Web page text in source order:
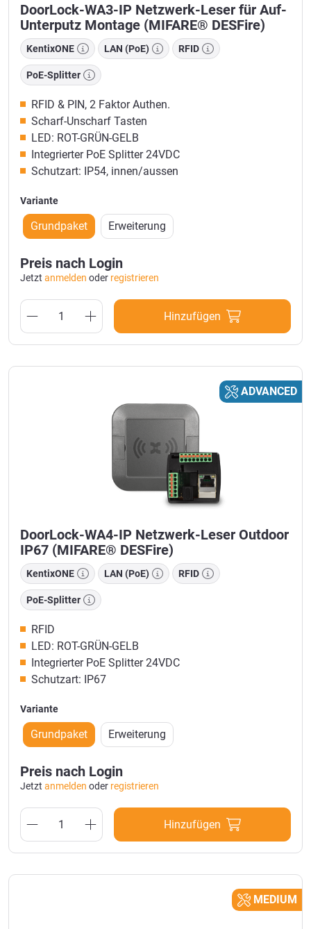
DoorLock-WA3-IP Netzwerk-Leser für Auf-
Unterputz Montage (MIFARE® DESFire)
KentixONE LAN (PoE) RFID
PoE-Splitter
RFID & PIN, 2 Faktor Authen.
Scharf-Unscharf Tasten
LED: ROT-GRÜN-GELB
Integrierter PoE Splitter 24VDC
Schutzart: IP54, innen/aussen
Variante
Grundpaket Erweiterung
Preis nach Login
Jetzt anmelden oder registrieren
Hinzufügen
ADVANCED
DoorLock-WA4-IP Netzwerk-Leser Outdoor
IP67 (MIFARE® DESFire)
KentixONE LAN (PoE) RFID
PoE-Splitter
RFID
LED: ROT-GRÜN-GELB
Integrierter PoE Splitter 24VDC
Schutzart: IP67
Variante
Grundpaket Erweiterung
Preis nach Login
Jetzt anmelden oder registrieren
Hinzufügen
MEDIUM